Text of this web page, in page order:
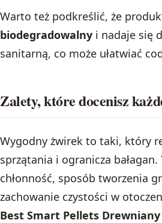
Warto też podkreślić, że
biodegradowalny i nadaje się
sanitarną, co może ułatwiać
Zalety, które docenisz
Wygodny żwirek to taki, który
sprzątania i ogranicza bałagan.
chłonność, sposób tworzenia
zachowanie czystości w
Best Smart Pellets